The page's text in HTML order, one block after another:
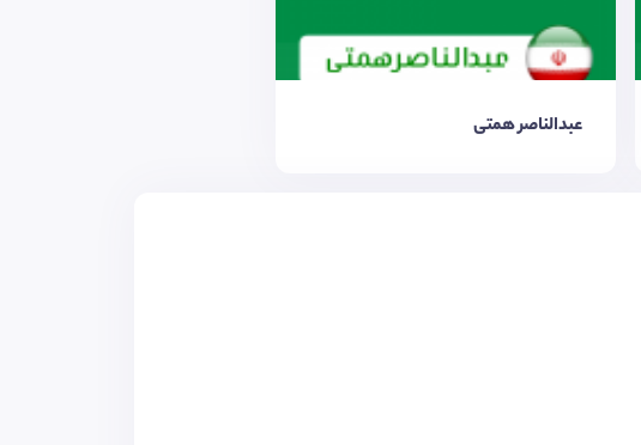
عبدالناصر همتی